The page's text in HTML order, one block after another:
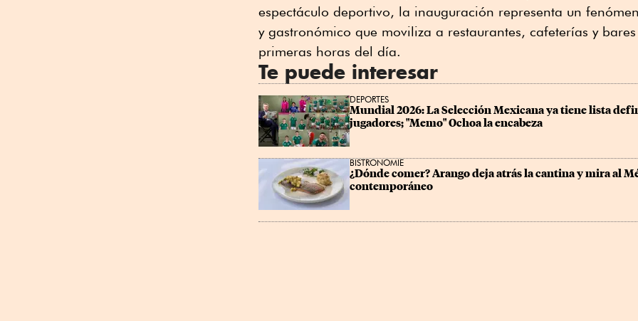
espectáculo deportivo, la inauguración representa un
y gastronómico que moviliza a restaurantes, cafeterías y
primeras horas del día.
Te puede interesar
DEPORTES
Mundial 2026: La Selección Mexicana ya tiene lista
jugadores; "Memo" Ochoa la encabeza
BISTRONOMIE
¿Dónde comer? Arango deja atrás la cantina y mira al
contemporáneo